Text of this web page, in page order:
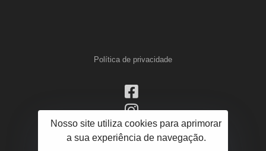
Política de privacidade
Nosso site utiliza cookies para aprimorar
a sua experiência de navegação.